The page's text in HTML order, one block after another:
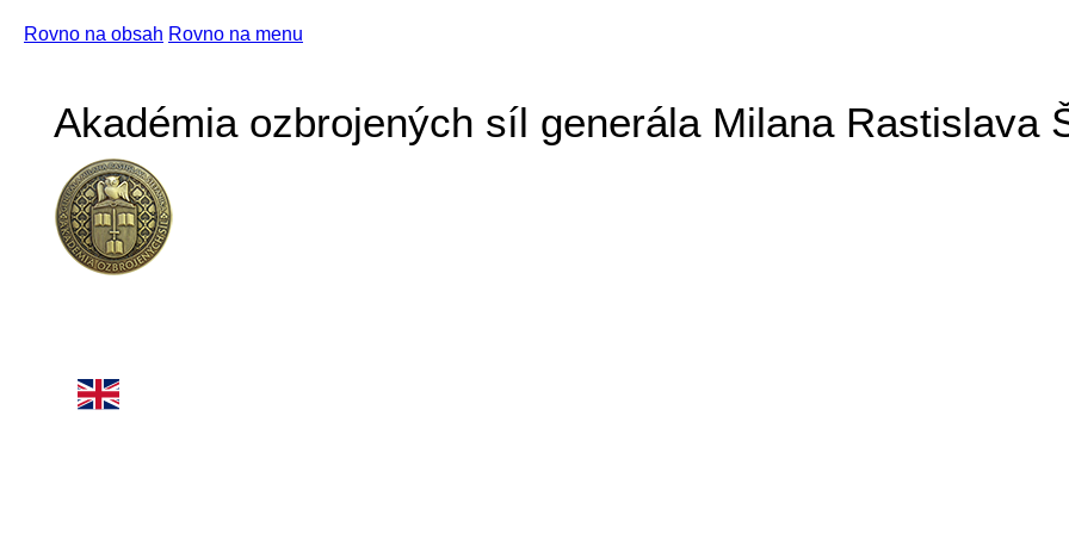
Rovno na obsah Rovno na menu
Akadémia ozbrojených síl generála Milana Rastislava